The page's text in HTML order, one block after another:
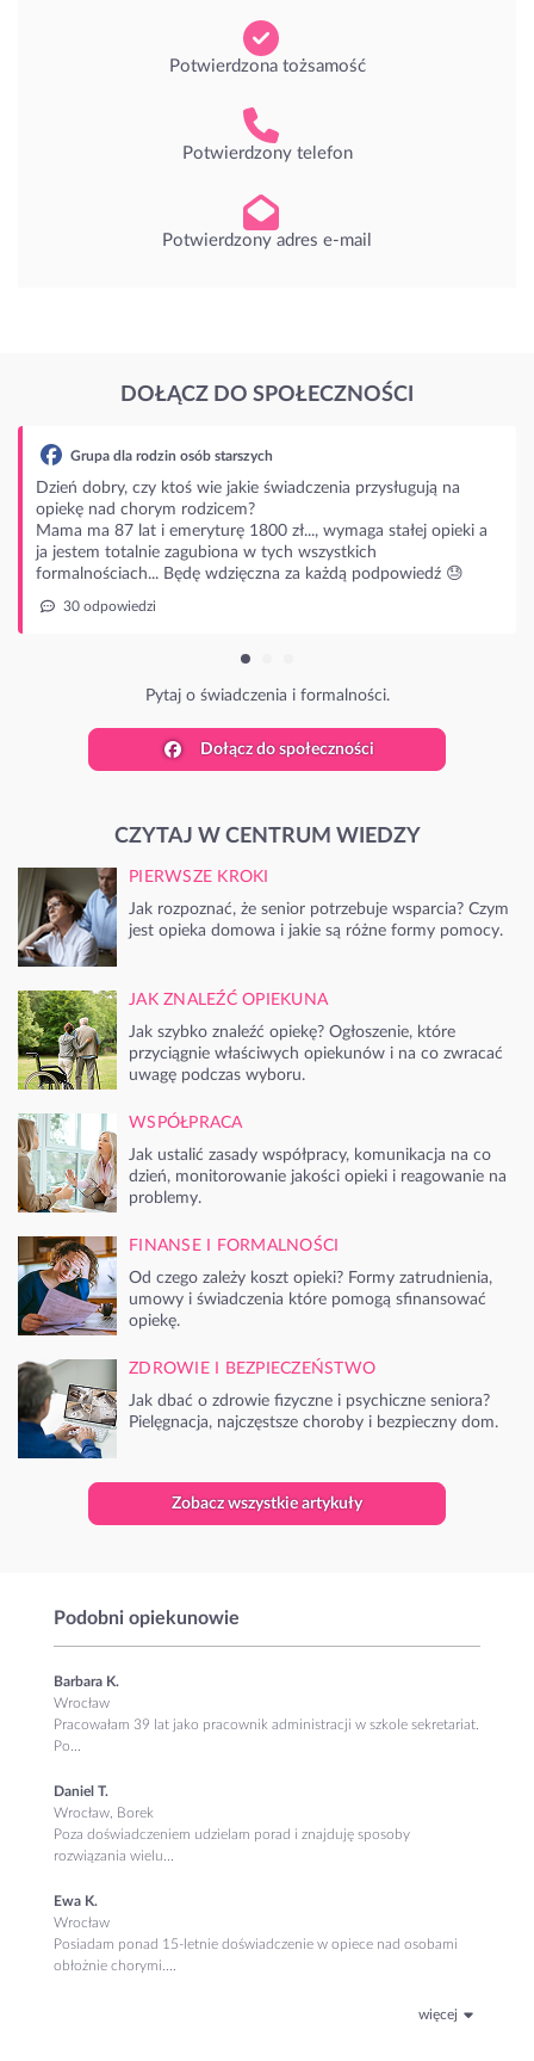
Potwierdzona tożsamość
Potwierdzony telefon
Potwierdzony adres e-mail
DOŁĄCZ DO SPOŁECZNOŚCI
na
opieki a
😓
Dołącz do społeczności
CZYTAJ W CENTRUM WIEDZY
PIERWSZE KROKI
Jak rozpoznać, że senior potrzebuje wsparcia? Czym
jest opieka domowa i jakie są różne formy pomocy.
JAK ZNALEŹĆ OPIEKUNA
Jak szybko znaleźć opiekę? Ogłoszenie, które
przyciągnie właściwych opiekunów i na co zwracać
uwagę podczas wyboru.
WSPÓŁPRACA
Jak ustalić zasady współpracy, komunikacja na co
dzień, monitorowanie jakości opieki i reagowanie na
problemy.
FINANSE I FORMALNOŚCI
Od czego zależy koszt opieki? Formy zatrudnienia,
umowy i świadczenia które pomogą sfinansować
opiekę.
ZDROWIE I BEZPIECZEŃSTWO
Jak dbać o zdrowie fizyczne i psychiczne seniora?
Pielęgnacja, najczęstsze choroby i bezpieczny dom.
Zobacz wszystkie artykuły
Podobni opiekunowie
Barbara K.
Wrocław
Pracowałam 39 lat jako pracownik administracji w szkole sekretariat.
Po...
Daniel T.
Wrocław, Borek
Poza doświadczeniem udzielam porad i znajduję sposoby
rozwiązania wielu...
Ewa K.
Wrocław
Posiadam ponad 15-letnie doświadczenie w opiece nad osobami
obłożnie chorymi....
więcej